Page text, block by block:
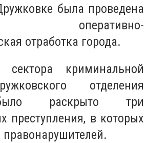
была проведена
оперативно-
отработка города.
сектора криминальной
отделения
раскрыто три
преступления, в которых